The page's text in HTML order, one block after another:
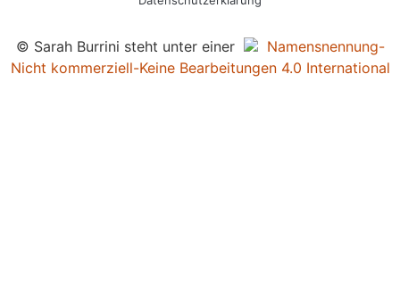
© Sarah Burrini steht unter einer
Namensnennung-
Nicht kommerziell-Keine Bearbeitungen 4.0 International